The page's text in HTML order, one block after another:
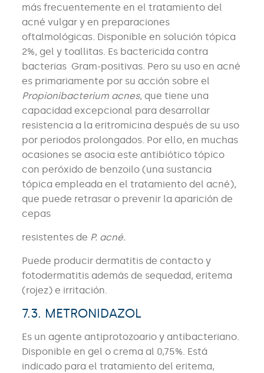
más frecuentemente en el tratamiento del
acné vulgar y en preparaciones
oftalmológicas. Disponible en solución tópica
2%, gel y toallitas. Es bactericida contra
bacterias Gram-positivas. Pero su uso en acné
es primariamente por su acción sobre el
Propionibacterium acnes, que tiene una
capacidad excepcional para desarrollar
resistencia a la eritromicina después de su uso
por periodos prolongados. Por ello, en muchas
ocasiones se asocia este antibiótico tópico
con peróxido de benzoilo (una sustancia
tópica empleada en el tratamiento del acné),
que puede retrasar o prevenir la aparición de
cepas
resistentes de P. acné.
Puede producir dermatitis de contacto y
fotodermatitis además de sequedad, eritema
(rojez) e irritación.
7.3. METRONIDAZOL
Es un agente antiprotozoario y antibacteriano.
Disponible en gel o crema al 0,75%. Está
indicado para el tratamiento del eritema,